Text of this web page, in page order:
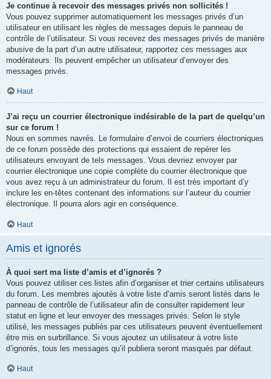
Je continue à recevoir des messages privés non sollicités !
Vous pouvez supprimer automatiquement les messages privés d’un
utilisateur en utilisant les règles de messages depuis le panneau de
contrôle de l’utilisateur. Si vous recevez des messages privés de manière
abusive de la part d’un autre utilisateur, rapportez ces messages aux
modérateurs. Ils peuvent empêcher un utilisateur d’envoyer des
messages privés.
Haut
J’ai reçu un courrier électronique indésirable de la part de quelqu’un
sur ce forum !
Nous en sommes navrés. Le formulaire d’envoi de courriers électroniques
de ce forum possède des protections qui essaient de repérer les
utilisateurs envoyant de tels messages. Vous devriez envoyer par
courrier électronique une copie complète du courrier électronique que
vous avez reçu à un administrateur du forum. Il est très important d’y
inclure les en-têtes contenant des informations sur l’auteur du courrier
électronique. Il pourra alors agir en conséquence.
Haut
Amis et ignorés
À quoi sert ma liste d’amis et d’ignorés ?
Vous pouvez utiliser ces listes afin d’organiser et trier certains utilisateurs
du forum. Les membres ajoutés à votre liste d’amis seront listés dans le
panneau de contrôle de l’utilisateur afin de consulter rapidement leur
statut en ligne et leur envoyer des messages privés. Selon le style
utilisé, les messages publiés par ces utilisateurs peuvent éventuellement
être mis en surbrillance. Si vous ajoutez un utilisateur à votre liste
d’ignorés, tous les messages qu’il publiera seront masqués par défaut.
Haut